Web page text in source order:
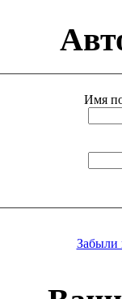
Имя
Забыли